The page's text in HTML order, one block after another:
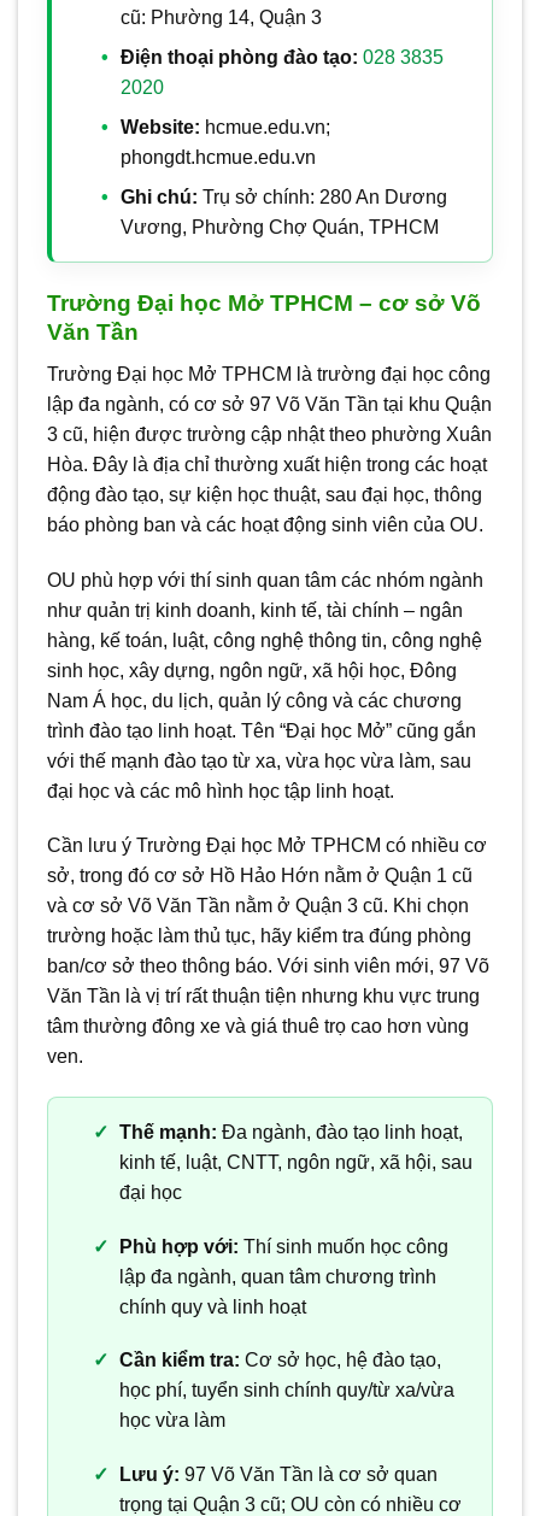
cũ: Phường 14, Quận 3
Điện thoại phòng đào tạo: 028 3835
2020
Website: hcmue.edu.vn;
phongdt.hcmue.edu.vn
Ghi chú: Trụ sở chính: 280 An Dương
Vương, Phường Chợ Quán, TPHCM
Trường Đại học Mở TPHCM – cơ sở Võ
Văn Tần
Trường Đại học Mở TPHCM là trường đại học công
lập đa ngành, có cơ sở 97 Võ Văn Tần tại khu Quận
3 cũ, hiện được trường cập nhật theo phường Xuân
Hòa. Đây là địa chỉ thường xuất hiện trong các hoạt
động đào tạo, sự kiện học thuật, sau đại học, thông
báo phòng ban và các hoạt động sinh viên của OU.
OU phù hợp với thí sinh quan tâm các nhóm ngành
như quản trị kinh doanh, kinh tế, tài chính – ngân
hàng, kế toán, luật, công nghệ thông tin, công nghệ
sinh học, xây dựng, ngôn ngữ, xã hội học, Đông
Nam Á học, du lịch, quản lý công và các chương
trình đào tạo linh hoạt. Tên “Đại học Mở” cũng gắn
với thế mạnh đào tạo từ xa, vừa học vừa làm, sau
đại học và các mô hình học tập linh hoạt.
Cần lưu ý Trường Đại học Mở TPHCM có nhiều cơ
sở, trong đó cơ sở Hồ Hảo Hớn nằm ở Quận 1 cũ
và cơ sở Võ Văn Tần nằm ở Quận 3 cũ. Khi chọn
trường hoặc làm thủ tục, hãy kiểm tra đúng phòng
ban/cơ sở theo thông báo. Với sinh viên mới, 97 Võ
Văn Tần là vị trí rất thuận tiện nhưng khu vực trung
tâm thường đông xe và giá thuê trọ cao hơn vùng
ven.
Thế mạnh: Đa ngành, đào tạo linh hoạt,
kinh tế, luật, CNTT, ngôn ngữ, xã hội, sau
đại học
Phù hợp với: Thí sinh muốn học công
lập đa ngành, quan tâm chương trình
chính quy và linh hoạt
Cần kiểm tra: Cơ sở học, hệ đào tạo,
học phí, tuyển sinh chính quy/từ xa/vừa
học vừa làm
Lưu ý: 97 Võ Văn Tần là cơ sở quan
trọng tại Quận 3 cũ; OU còn có nhiều cơ